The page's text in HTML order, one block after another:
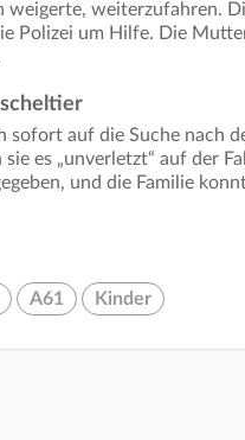
weigerte, weiterzufahren.
Polizei um Hilfe. Die
sofort auf die Suche nach
es „unverletzt“ auf der
und die Familie
A61 Kinder